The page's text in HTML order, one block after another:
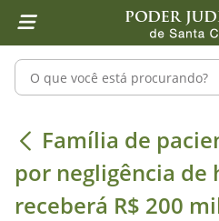
1 Ir para o conteúdo
2 Ir para a ferramenta de
4 Ir para o menu principal
5 Ir para a pesquisa
6 Ir para o rodapé
7 Ir para a página inicial
Pesquisar no portal
Família de
Família de
por negligência de
receberá R$ 200